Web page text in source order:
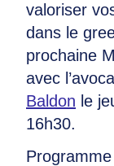
valoriser
dans le
prochaine
avec
Baldon le
16h30.